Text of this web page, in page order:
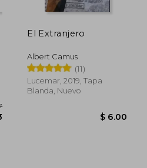
El Extranjero
Albert Camus
(11)
Lucemar, 2019, Tapa
Blanda, Nuevo